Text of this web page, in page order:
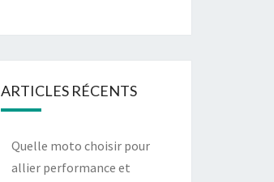
ARTICLES RÉCENTS
Quelle moto choisir pour
allier performance et